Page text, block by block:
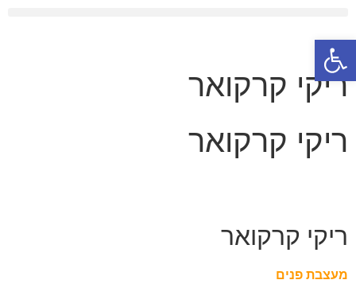
ריקי קרקואר
ריקי קרקואר
ריקי קרקואר
מעצבת פנים
פתח סרגל נגישות